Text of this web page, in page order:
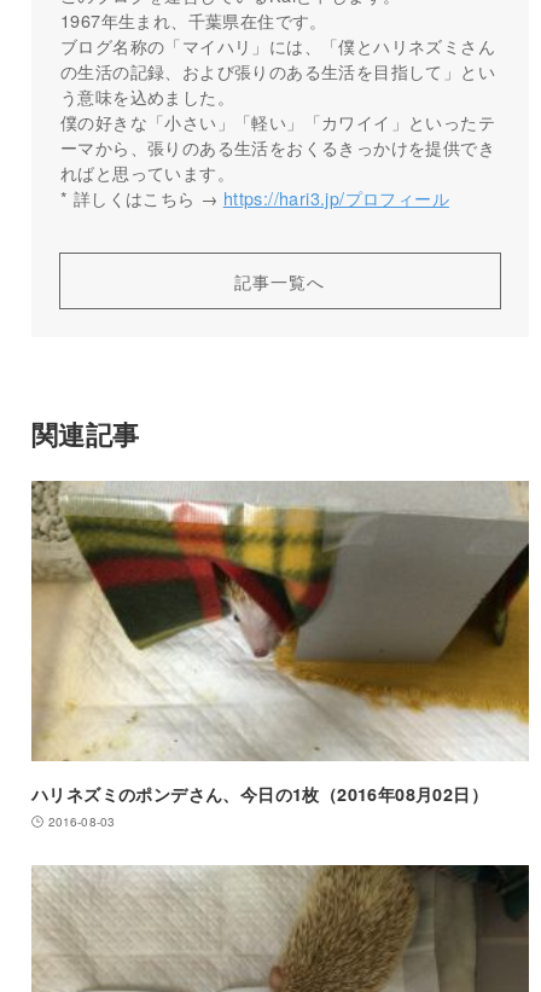
1967年生まれ、千葉県在住です。
ブログ名称の「マイハリ」には、「僕とハリネズミさん
の生活の記録、および張りのある生活を目指して」とい
う意味を込めました。
僕の好きな「小さい」「軽い」「カワイイ」といったテ
ーマから、張りのある生活をおくるきっかけを提供でき
ればと思っています。
* 詳しくはこちら → https://hari3.jp/プロフィール
記事一覧へ
関連記事
ハリネズミのポンデさん、今日の1枚（2016年08月02日）
2016-08-03